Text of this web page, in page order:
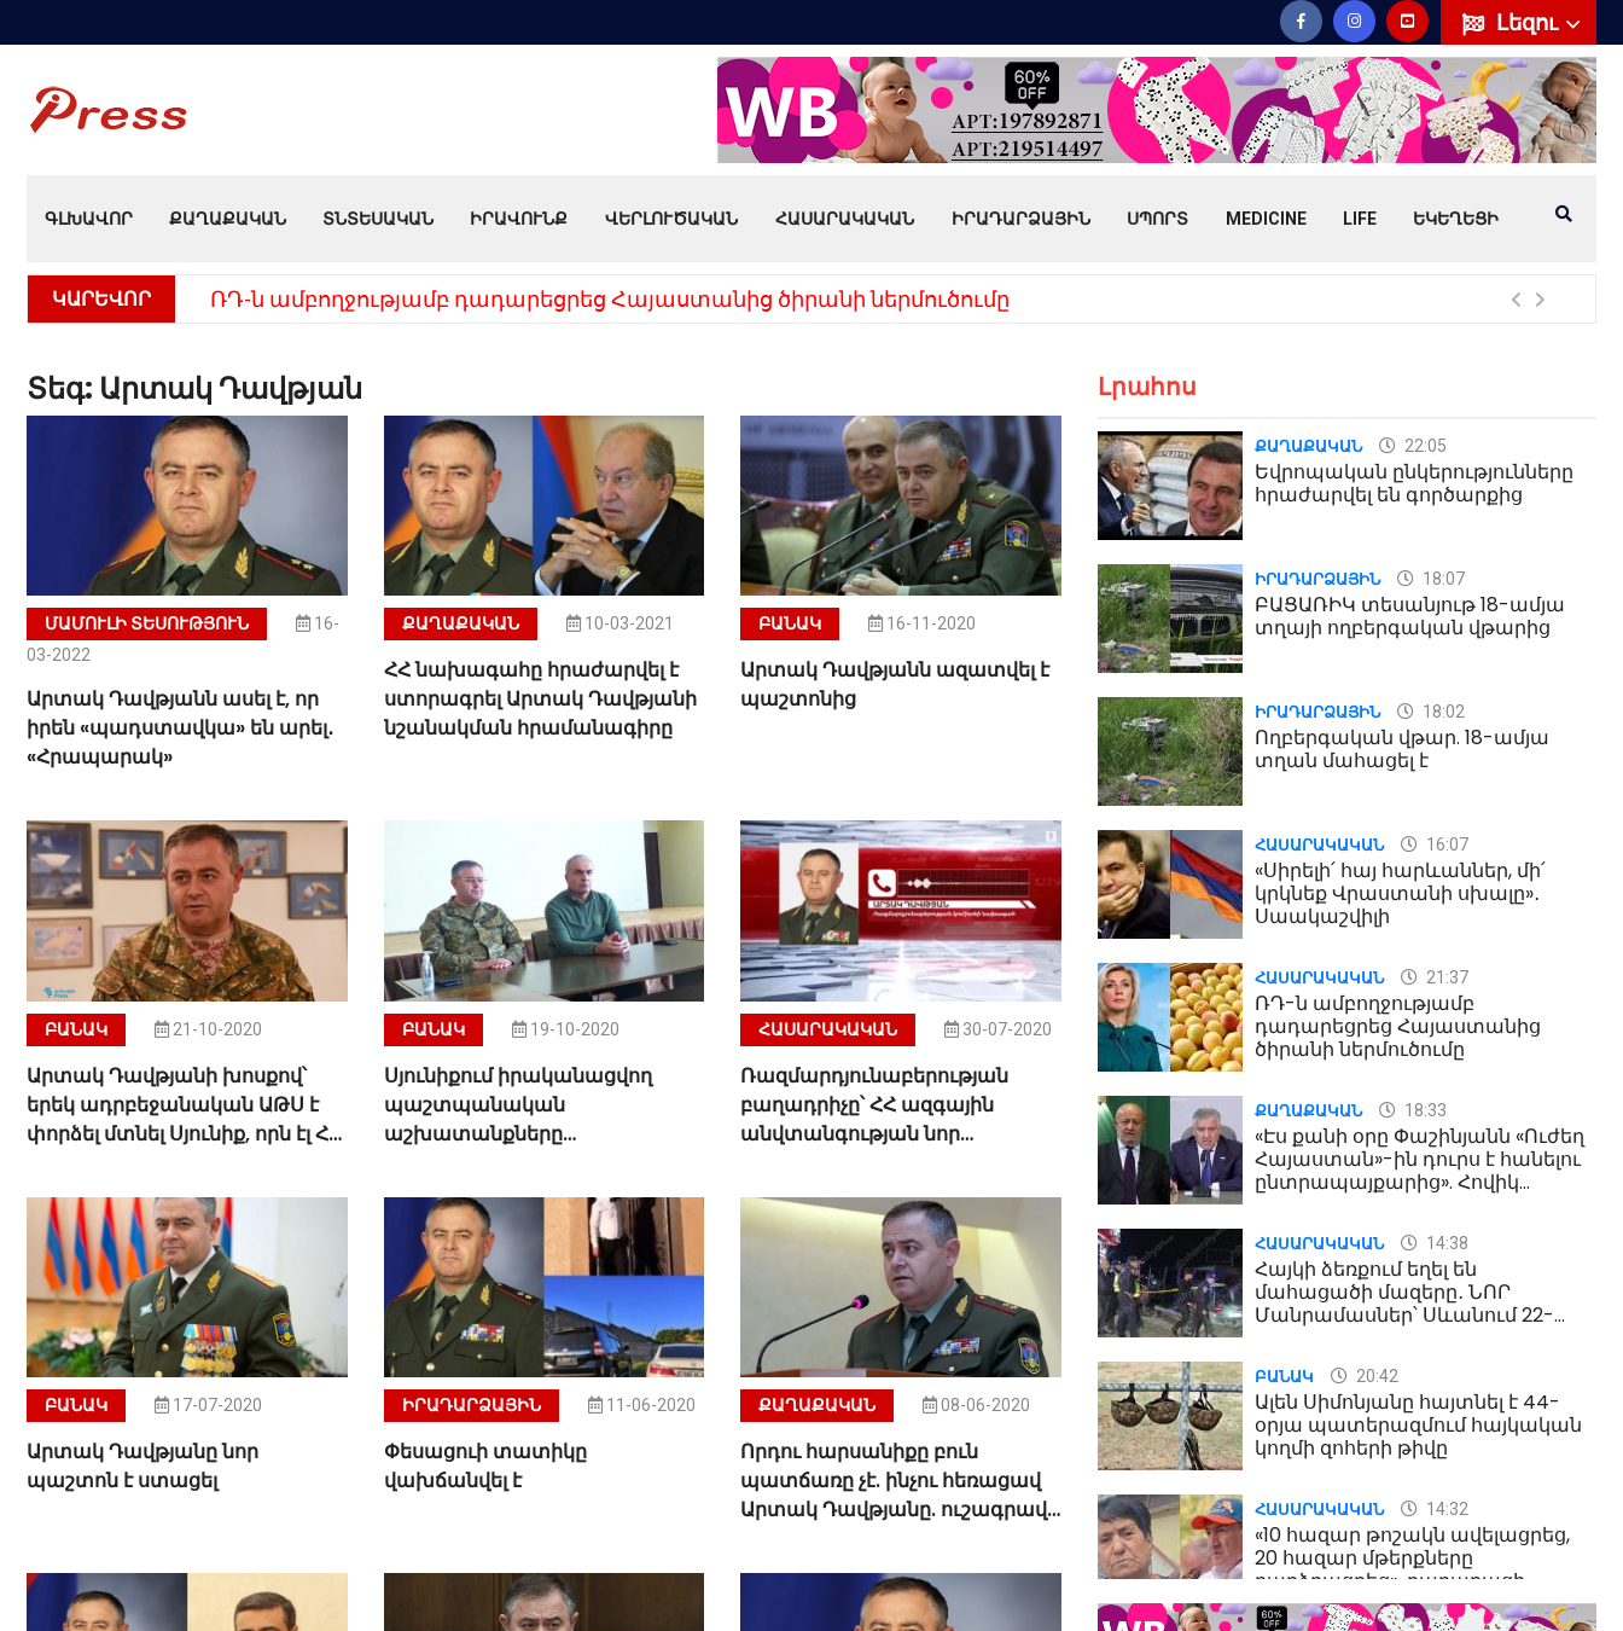
Լեզու
ԳԼԽԱՎՈՐ ՔԱՂԱՔԱԿԱՆ ՏՆՏԵՍԱԿԱՆ ԻՐԱՎՈՒՆՔ ՎԵՐԼՈՒԾԱԿԱՆ ՀԱՍԱՐԱԿԱԿԱՆ ԻՐԱԴԱՐՁԱՅԻՆ ՍՊՈՐՏ MEDICINE LIFE ԵԿԵՂԵՑԻ
ԿԱՐԵՎՈՐ ՌԴ-ն ամբողջությամբ դադարեցրեց Հայաստանից ծիրանի ներմուծումը
Տեգ: Արտակ Դավթյան
ՄԱՄՈՒԼԻ ՏԵՍՈՒԹՅՈՒՆ
16-
03-2022
Արտակ Դավթյանն ասել է, որ
իրեն «պադստավկա» են արել․
«Հրապարակ»
ՔԱՂԱՔԱԿԱՆ 10-03-2021
ՀՀ նախագահը հրաժարվել է
ստորագրել Արտակ Դավթյանի
նշանակման հրամանագիրը
ԲԱՆԱԿ 16-11-2020
Արտակ Դավթյանն ազատվել է
պաշտոնից
ԲԱՆԱԿ 21-10-2020
Արտակ Դավթյանի խոսքով՝
երեկ ադրբեջանական ԱԹՍ է
փորձել մտնել Սյունիք, որն էլ ՀՀ
ԲԱՆԱԿ 19-10-2020
Սյունիքում իրականացվող
պաշտպանական
աշխատանքները
լեյտենանտ Արտակ Դավթյանը
ՀԱՍԱՐԱԿԱԿԱՆ 30-07-2020
Ռազմարդյունաբերության
բաղադրիչը՝ ՀՀ ազգային
անվտանգության նոր
Տեսանյութ
ԲԱՆԱԿ 17-07-2020
Արտակ Դավթյանը նոր
պաշտոն է ստացել
ԻՐԱԴԱՐՁԱՅԻՆ 11-06-2020
Փեսացուի տատիկը
վախճանվել է
ՔԱՂԱՔԱԿԱՆ 08-06-2020
Որդու հարսանիքը բուն
պատճառը չէ. ինչու հեռացավ
Արտակ Դավթյանը. ուշագրավ
Լրահոս
ՔԱՂԱՔԱԿԱՆ 22:05
Եվրոպական ընկերությունները
հրաժարվել են գործարքից
ԻՐԱԴԱՐՁԱՅԻՆ 18:07
ԲԱՑԱՌԻԿ տեսանյութ 18-ամյա
տղայի ողբերգական վթարից
ԻՐԱԴԱՐՁԱՅԻՆ 18:02
Ողբերգական վթար. 18-ամյա
տղան մահացել է
ՀԱՍԱՐԱԿԱԿԱՆ 16:07
«Սիրելի՛ հայ հարևաններ, մի՛
կրկնեք Վրաստանի սխալը»․
Սաակաշվիլի
ՀԱՍԱՐԱԿԱԿԱՆ 21:37
ՌԴ-ն ամբողջությամբ
դադարեցրեց Հայաստանից
ծիրանի ներմուծումը
ՔԱՂԱՔԱԿԱՆ 18:33
«Էս քանի օրը Փաշինյանն «Ուժեղ
Հայաստան»-ին դուրս է հանելու
ընտրապայքարից». Հովիկ
ՀԱՍԱՐԱԿԱԿԱՆ 14:38
Հայկի ձեռքում եղել են
մահացածի մազերը․ ՆՈՐ
Մանրամասներ՝ Սևանում 22-
ԲԱՆԱԿ 20:42
Ալեն Սիմոնյանը հայտնել է 44-
օրյա պատերազմում հայկական
կողմի զոհերի թիվը
ՀԱՍԱՐԱԿԱԿԱՆ 14:32
«10 հազար թոշակն ավելացրեց,
20 հազար մթերքները
բարձրացրեց». քաղաքացի
(տեսանյութ)